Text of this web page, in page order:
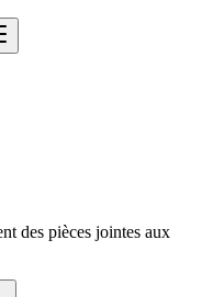
des pièces jointes aux